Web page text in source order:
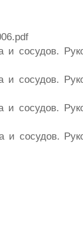
сосудов.
сосудов.
сосудов.
сосудов.